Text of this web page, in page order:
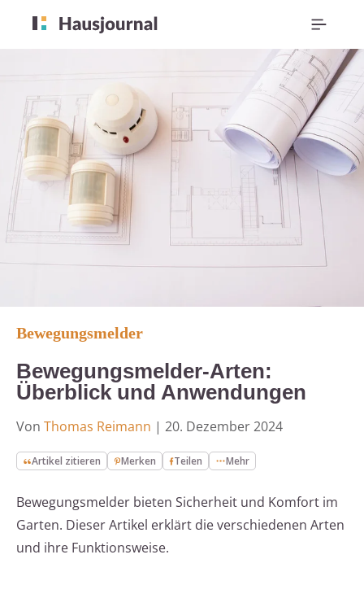
Bewegungsmelder
Bewegungsmelder-Arten:
Überblick und Anwendungen
Von Thomas Reimann | 20. Dezember 2024
Artikel zitieren Merken Teilen Mehr
Bewegungsmelder bieten Sicherheit und Komfort im
Garten. Dieser Artikel erklärt die verschiedenen Arten
und ihre Funktionsweise.